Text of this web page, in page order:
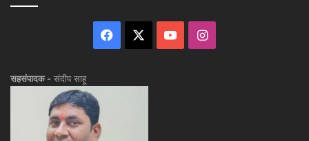
Facebook YouTubeInstagram
सहसंपादक - संदीप साहू